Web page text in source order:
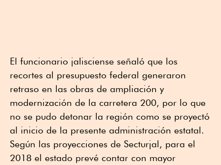
El funcionario jalisciense señaló que los
recortes al presupuesto federal generaron
retraso en las obras de ampliación y
modernización de la carretera 200, por lo que
no se pudo detonar la región como se proyectó
al inicio de la presente administración estatal.
Según las proyecciones de Secturjal, para el
2018 el estado prevé contar con mayor